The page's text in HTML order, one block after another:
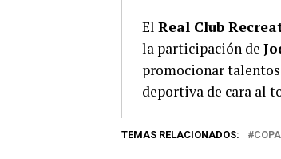
El Real Club
la participación de
promocionar
deportiva de cara al
TEMAS RELACIONADOS: